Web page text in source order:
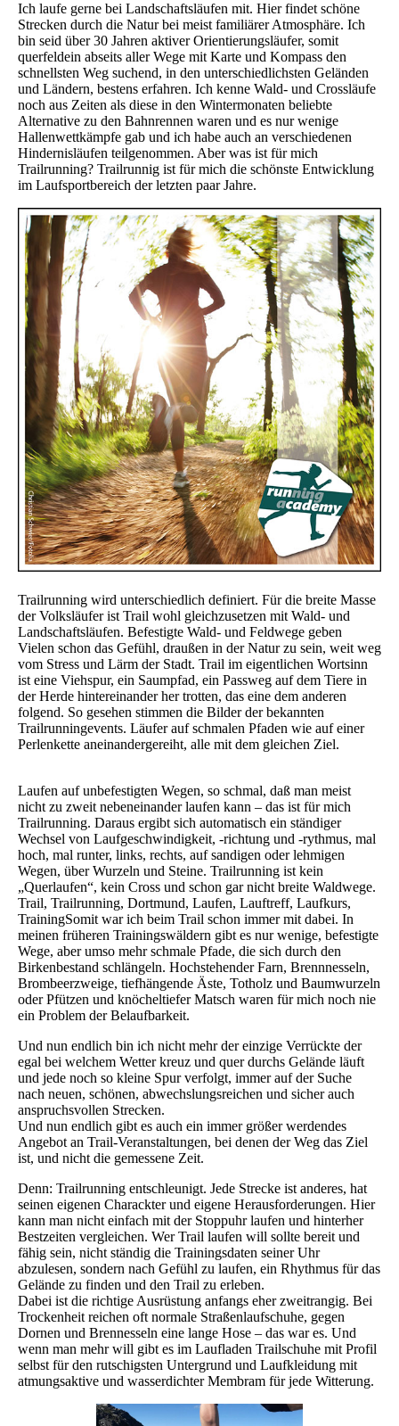
Ich laufe gerne bei Landschaftsläufen mit. Hier findet schöne
Strecken durch die Natur bei meist familiärer Atmosphäre. Ich
bin seid über 30 Jahren aktiver Orientierungsläufer, somit
querfeldein abseits aller Wege mit Karte und Kompass den
schnellsten Weg suchend, in den unterschiedlichsten Geländen
und Ländern, bestens erfahren. Ich kenne Wald- und Crossläufe
noch aus Zeiten als diese in den Wintermonaten beliebte
Alternative zu den Bahnrennen waren und es nur wenige
Hallenwettkämpfe gab und ich habe auch an verschiedenen
Hindernisläufen teilgenommen. Aber was ist für mich
Trailrunning? Trailrunnig ist für mich die schönste Entwicklung
im Laufsportbereich der letzten paar Jahre.
Trailrunning wird unterschiedlich definiert. Für die breite Masse
der Volksläufer ist Trail wohl gleichzusetzen mit Wald- und
Landschaftsläufen. Befestigte Wald- und Feldwege geben
Vielen schon das Gefühl, draußen in der Natur zu sein, weit weg
vom Stress und Lärm der Stadt. Trail im eigentlichen Wortsinn
ist eine Viehspur, ein Saumpfad, ein Passweg auf dem Tiere in
der Herde hintereinander her trotten, das eine dem anderen
folgend. So gesehen stimmen die Bilder der bekannten
Trailrunningevents. Läufer auf schmalen Pfaden wie auf einer
Perlenkette aneinandergereiht, alle mit dem gleichen Ziel.
Laufen auf unbefestigten Wegen, so schmal, daß man meist
nicht zu zweit nebeneinander laufen kann – das ist für mich
Trailrunning. Daraus ergibt sich automatisch ein ständiger
Wechsel von Laufgeschwindigkeit, -richtung und -rythmus, mal
hoch, mal runter, links, rechts, auf sandigen oder lehmigen
Wegen, über Wurzeln und Steine. Trailrunning ist kein
„Querlaufen“, kein Cross und schon gar nicht breite Waldwege.
Trail, Trailrunning, Dortmund, Laufen, Lauftreff, Laufkurs,
TrainingSomit war ich beim Trail schon immer mit dabei. In
meinen früheren Trainingswäldern gibt es nur wenige, befestigte
Wege, aber umso mehr schmale Pfade, die sich durch den
Birkenbestand schlängeln. Hochstehender Farn, Brennnesseln,
Brombeerzweige, tiefhängende Äste, Totholz und Baumwurzeln
oder Pfützen und knöcheltiefer Matsch waren für mich noch nie
ein Problem der Belaufbarkeit.
Und nun endlich bin ich nicht mehr der einzige Verrückte der
egal bei welchem Wetter kreuz und quer durchs Gelände läuft
und jede noch so kleine Spur verfolgt, immer auf der Suche
nach neuen, schönen, abwechslungsreichen und sicher auch
anspruchsvollen Strecken.
Und nun endlich gibt es auch ein immer größer werdendes
Angebot an Trail-Veranstaltungen, bei denen der Weg das Ziel
ist, und nicht die gemessene Zeit.
Denn: Trailrunning entschleunigt. Jede Strecke ist anderes, hat
seinen eigenen Charackter und eigene Herausforderungen. Hier
kann man nicht einfach mit der Stoppuhr laufen und hinterher
Bestzeiten vergleichen. Wer Trail laufen will sollte bereit und
fähig sein, nicht ständig die Trainingsdaten seiner Uhr
abzulesen, sondern nach Gefühl zu laufen, ein Rhythmus für das
Gelände zu finden und den Trail zu erleben.
Dabei ist die richtige Ausrüstung anfangs eher zweitrangig. Bei
Trockenheit reichen oft normale Straßenlaufschuhe, gegen
Dornen und Brennesseln eine lange Hose – das war es. Und
wenn man mehr will gibt es im Laufladen Trailschuhe mit Profil
selbst für den rutschigsten Untergrund und Laufkleidung mit
atmungsaktive und wasserdichter Membram für jede Witterung.